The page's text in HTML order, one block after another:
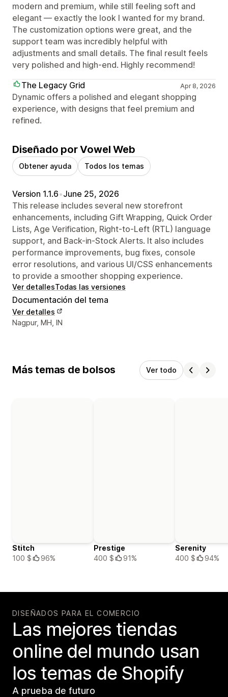
modern and premium, while still feeling soft and
elegant — exactly the look I wanted for my brand.
The customization options were great, and the
support team was incredibly helpful with
adjustments and small details. The final result feels
very polished and high-end. Highly recommend!
The Legacy Grid
Apr 8, 2026
Dynamic offers a polished and elegant shopping
experience, with designs that feel premium and
refined.
Diseñado por Vowel Web
Obtener ayuda Todos los temas
Version 1.1.6•June 25, 2026
This release includes several new storefront
enhancements, including Gift Wrapping, Quick Order
Lists, Age Verification, Right-to-Left (RTL) language
support, and Back-in-Stock Alerts. It also includes
performance improvements, bug fixes, console
error resolutions, and various UI/CSS enhancements
to provide a smoother shopping experience.
Ver detallesTodas las versiones
Documentación del tema
Ver detalles
Detalles de contacto del diseñador
Nagpur, MH, IN
Más temas de bolsos Ver todo
Stitch
100 $
96%
Prestige
400 $
91%
Serenity
400 $
94%
DISEÑADOS PARA EL COMERCIO
Las mejores tiendas
online del mundo usan
los temas de Shopify
A prueba de futuro